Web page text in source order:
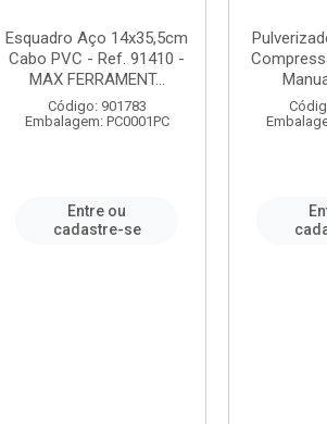
Esquadro Aço 14x35,5cm
Cabo PVC - Ref. 91410 -
MAX FERRAMENT...
Código: 901783
Embalagem: PC0001PC
Entre ou
cadastre-se